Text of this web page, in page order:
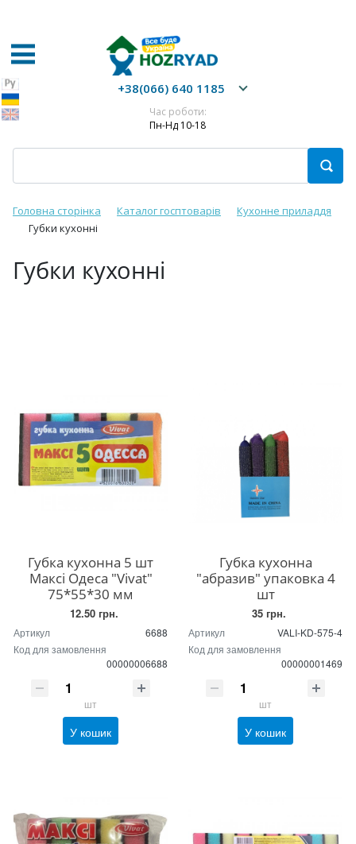
+38(066) 640 1185
Час роботи:
Пн-Нд 10-18
Головна сторінка Каталог госптоварів
Кухонне приладдя
Губки кухонні
Губки кухонні
Губка кухонна 5 шт
Максі Одеса "Vivat"
75*55*30 мм
12.50 грн.
Артикул
6688
Код для замовлення
00000006688
шт
У кошик
Губка кухонна
"абразив" упаковка 4
шт
35 грн.
Артикул
VALI-KD-575-4
Код для замовлення
00000001469
шт
У кошик